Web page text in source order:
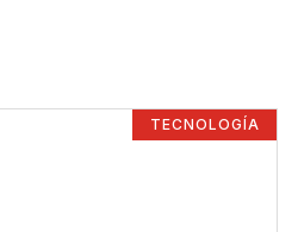
TECNOLOGÍA